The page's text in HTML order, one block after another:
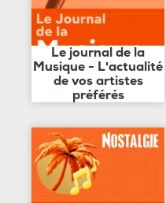
Le journal de la
Musique - L'actualité
de vos artistes
préférés